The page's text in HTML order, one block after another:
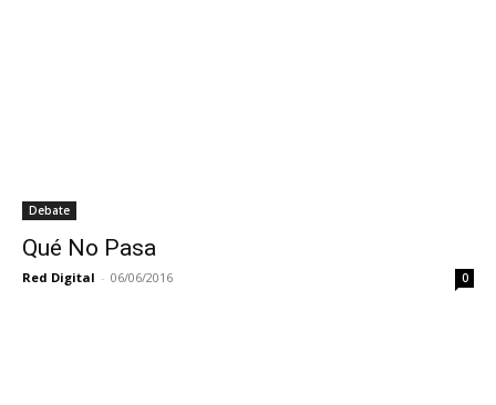
Debate
Qué No Pasa
Red Digital - 06/06/2016 0